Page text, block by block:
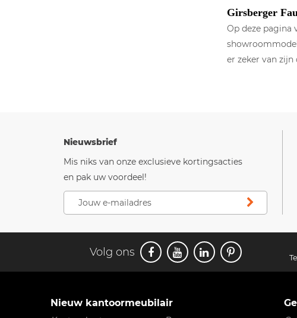
Girsberger
Op deze pagina
er zeker van
Nieuwsbrief
Mis niks van onze exclusieve kortingsacties
en pak uw voordeel!
Volg ons
Nieuw kantoormeubilair